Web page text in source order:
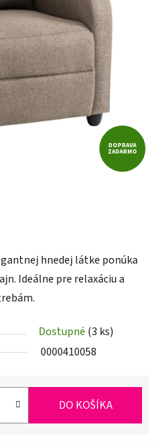
hnedej látke ponúka
Ideálne pre relaxáciu a
Dostupné (3 ks)
0000410058
DO KOŠÍKA
DOPRAVA
ZADARMO